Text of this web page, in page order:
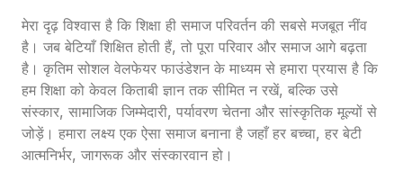
मेरा दृढ़ विश्वास है कि शिक्षा ही समाज परिवर्तन की सबसे मजबूत नींव
है। जब बेटियाँ शिक्षित होती हैं, तो पूरा परिवार और समाज आगे बढ़ता
है। कृतिम सोशल वेलफेयर फाउंडेशन के माध्यम से हमारा प्रयास है कि
हम शिक्षा को केवल किताबी ज्ञान तक सीमित न रखें, बल्कि उसे
संस्कार, सामाजिक जिम्मेदारी, पर्यावरण चेतना और सांस्कृतिक मूल्यों से
जोड़ें। हमारा लक्ष्य एक ऐसा समाज बनाना है जहाँ हर बच्चा, हर बेटी
आत्मनिर्भर, जागरूक और संस्कारवान हो।